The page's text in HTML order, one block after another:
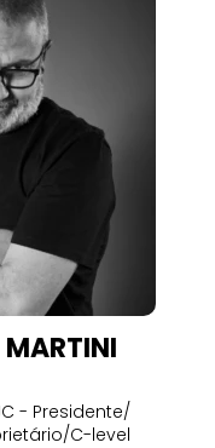
- Presidente/
C-level